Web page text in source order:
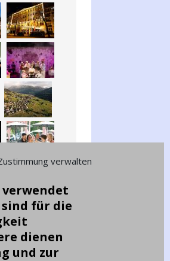
verwalten
verwendet
sind für die
dienen
und zur